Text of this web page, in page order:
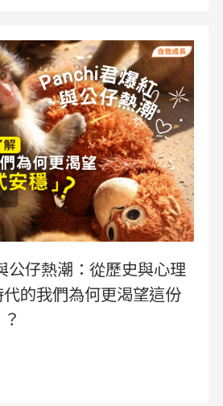
公仔熱潮：從歷史與心理
的我們為何更渴望這份